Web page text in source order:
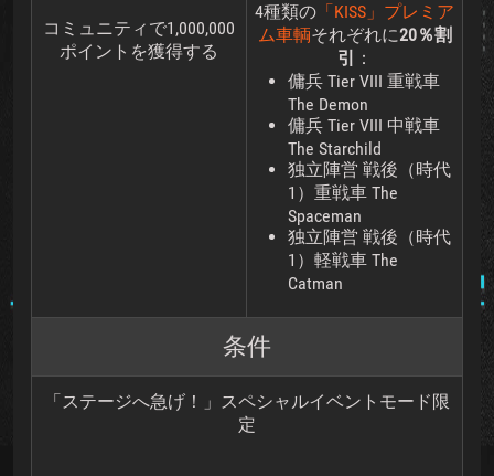
コミュニティで1,000,000
ポイントを獲得する
4種類の 「KISS」プレミア
ム車輌それぞれに20％割
引
：
傭兵 Tier VIII 重戦車
The Demon
傭兵 Tier VIII 中戦車
The Starchild
独立陣営 戦後（時代
1）重戦車 The
Spaceman
独立陣営 戦後（時代
1）軽戦車 The
Catman
条件
「ステージへ急げ！」スペシャルイベントモード限
定